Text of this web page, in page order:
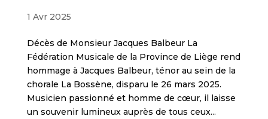
1 Avr 2025
Décès de Monsieur Jacques Balbeur La
Fédération Musicale de la Province de Liège rend
hommage à Jacques Balbeur, ténor au sein de la
chorale La Bossène, disparu le 26 mars 2025.
Musicien passionné et homme de cœur, il laisse
un souvenir lumineux auprès de tous ceux...